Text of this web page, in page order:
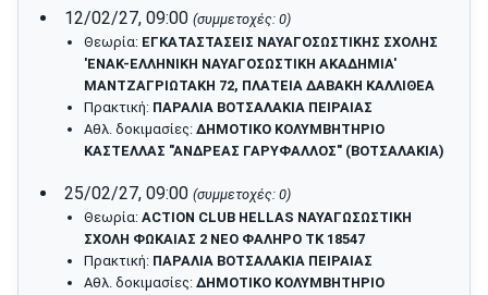
12/02/27, 09:00 (συμμετοχές: 0)
Θεωρία: ΕΓΚΑΤΑΣΤΑΣΕΙΣ ΝΑΥΑΓΟΣΩΣΤΙΚΗΣ ΣΧΟΛΗΣ
'ΕΝΑΚ-ΕΛΛΗΝΙΚΗ ΝΑΥΑΓΟΣΩΣΤΙΚΗ ΑΚΑΔΗΜΙΑ'
ΜΑΝΤΖΑΓΡΙΩΤΑΚΗ 72, ΠΛΑΤΕΙΑ ΔΑΒΑΚΗ ΚΑΛΛΙΘΕΑ
Πρακτική: ΠΑΡΑΛΙΑ ΒΟΤΣΑΛΑΚΙΑ ΠΕΙΡΑΙΑΣ
Αθλ. δοκιμασίες: ΔΗΜΟΤΙΚΟ ΚΟΛΥΜΒΗΤΗΡΙΟ
ΚΑΣΤΕΛΛΑΣ "ΑΝΔΡΕΑΣ ΓΑΡΥΦΑΛΛΟΣ" (ΒΟΤΣΑΛΑΚΙΑ)
25/02/27, 09:00 (συμμετοχές: 0)
Θεωρία: ACTION CLUB HELLAS ΝΑΥΑΓΩΣΩΣΤΙΚΗ
ΣΧΟΛΗ ΦΩΚΑΙΑΣ 2 ΝΕΟ ΦΑΛΗΡΟ ΤΚ 18547
Πρακτική: ΠΑΡΑΛΙΑ ΒΟΤΣΑΛΑΚΙΑ ΠΕΙΡΑΙΑΣ
Αθλ. δοκιμασίες: ΔΗΜΟΤΙΚΟ ΚΟΛΥΜΒΗΤΗΡΙΟ